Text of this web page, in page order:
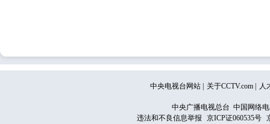
中央电视台网站 关于CCTV.com 人
中央广播电视总台 中国网络
违法和不良信息举报
京ICP证060535号